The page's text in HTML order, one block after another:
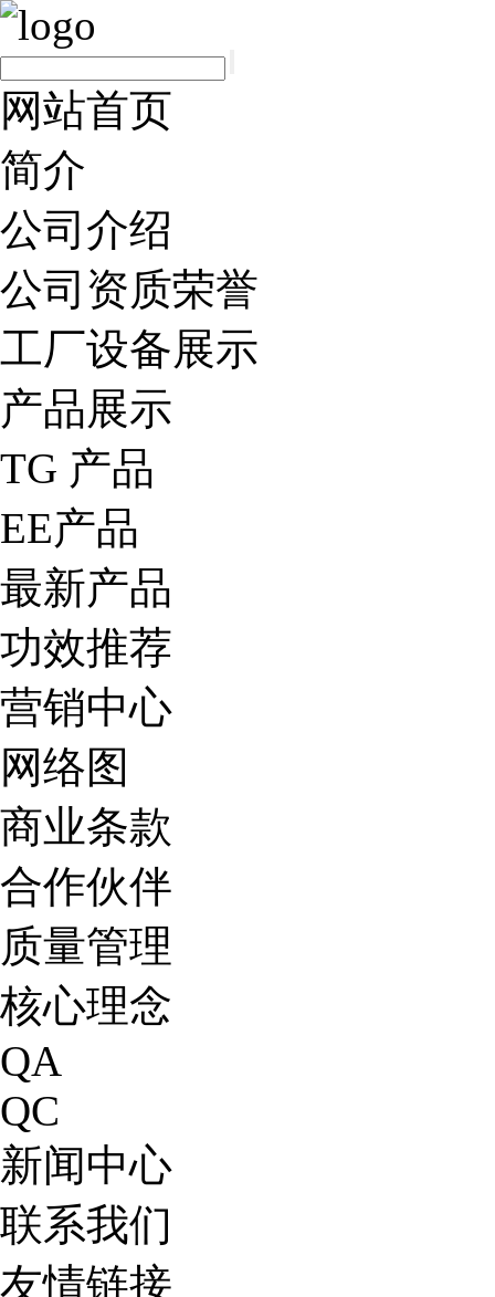
网站首页
简介
公司介绍
公司资质荣誉
工厂设备展示
产品展示
TG 产品
EE产品
最新产品
功效推荐
营销中心
网络图
商业条款
合作伙伴
质量管理
核心理念
QA
QC
新闻中心
联系我们
友情链接